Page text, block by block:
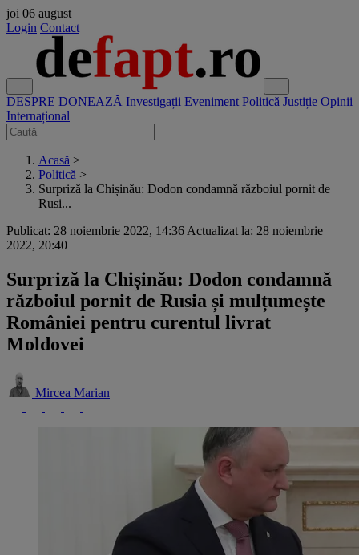
joi 06 august
Login Contact
DESPRE DONEAZĂ Investigații Eveniment Politică Justiție Opinii
Internațional
Acasă >
Politică >
Surpriză la Chișinău: Dodon condamnă războiul pornit de
Rusi...
Publicat: 28 noiembrie 2022, 14:36 Actualizat la: 28 noiembrie
2022, 20:40
Surpriză la Chișinău: Dodon condamnă
războiul pornit de Rusia și mulțumește
României pentru curentul livrat
Moldovei
Mircea Marian